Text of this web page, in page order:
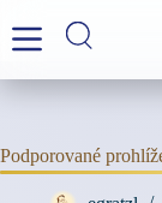
to
content
Podporované